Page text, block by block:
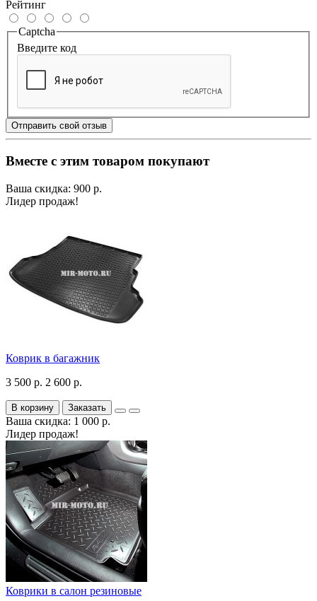
Рейтинг
Captcha
Введите код
Отправить свой отзыв
Вместе с этим товаром покупают
Ваша скидка: 900 р.
Лидер продаж!
Коврик в багажник
3 500 р. 2 600 р.
В корзину Заказать
Ваша скидка: 1 000 р.
Лидер продаж!
Коврики в салон резиновые